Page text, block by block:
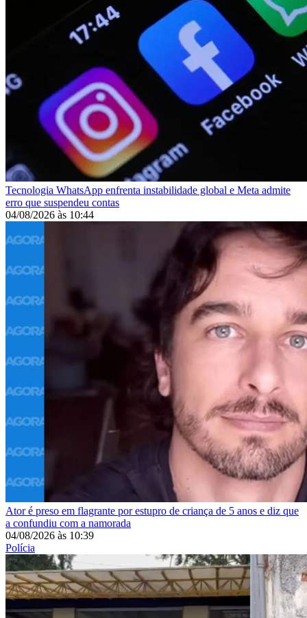
Tecnologia WhatsApp enfrenta instabilidade global e Meta admite
erro que suspendeu contas
04/08/2026 às 10:44
Ator é preso em flagrante por estupro de criança de 5 anos e diz que
a confundiu com a namorada
04/08/2026 às 10:39
Polícia